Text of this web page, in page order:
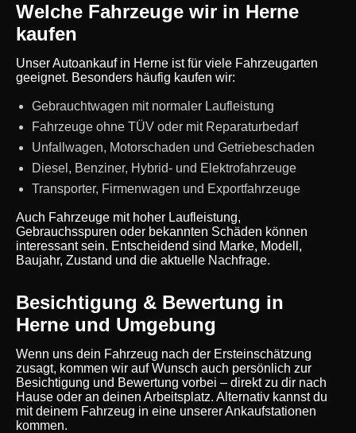
Welche Fahrzeuge wir in Herne
kaufen
Unser Autoankauf in Herne ist für viele Fahrzeugarten
geeignet. Besonders häufig kaufen wir:
Gebrauchtwagen mit normaler Laufleistung
Fahrzeuge ohne TÜV oder mit Reparaturbedarf
Unfallwagen, Motorschaden und Getriebeschaden
Diesel, Benziner, Hybrid- und Elektrofahrzeuge
Transporter, Firmenwagen und Exportfahrzeuge
Auch Fahrzeuge mit hoher Laufleistung,
Gebrauchsspuren oder bekannten Schäden können
interessant sein. Entscheidend sind Marke, Modell,
Baujahr, Zustand und die aktuelle Nachfrage.
Besichtigung & Bewertung in
Herne und Umgebung
Wenn uns dein Fahrzeug nach der Ersteinschätzung
zusagt, kommen wir auf Wunsch auch persönlich zur
Besichtigung und Bewertung vorbei – direkt zu dir nach
Hause oder an deinen Arbeitsplatz. Alternativ kannst du
mit deinem Fahrzeug in eine unserer Ankaufstationen
kommen.